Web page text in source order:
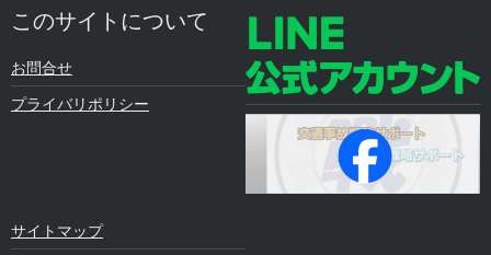
このサイトについて
お問合せ
プライバリポリシー
サイトマップ